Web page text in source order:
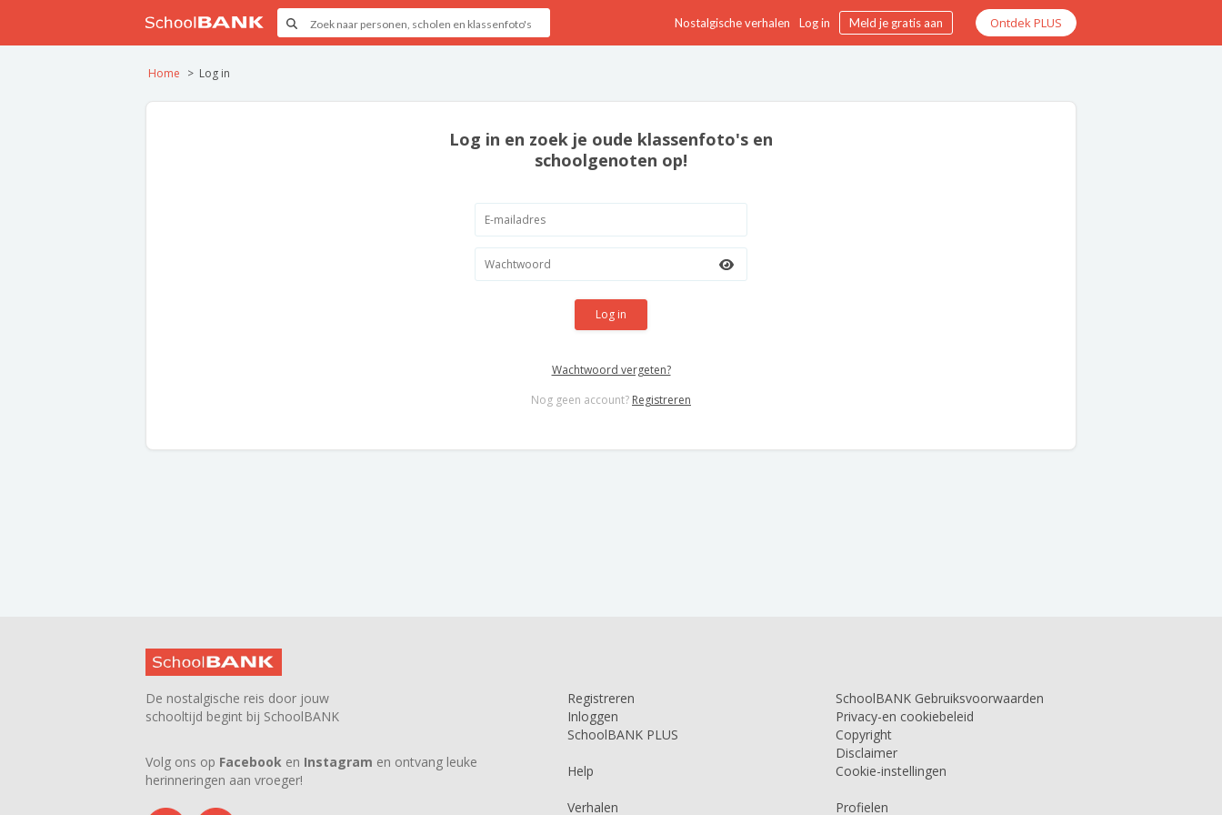
Nostalgische verhalen Log in Meld je gratis aan Ontdek PLUS
Home Log in
Log in en zoek je oude klassenfoto's en
schoolgenoten op!
Log in
Wachtwoord vergeten?
Nog geen account? Registreren
De nostalgische reis door jouw
schooltijd begint bij SchoolBANK
Volg ons op Facebook en Instagram en ontvang leuke
herinneringen aan vroeger!
Registreren
Inloggen
SchoolBANK PLUS
Help
Verhalen
SchoolBANK Gebruiksvoorwaarden
Privacy-en cookiebeleid
Copyright
Disclaimer
Cookie-instellingen
Profielen